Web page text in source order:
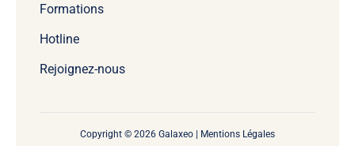
Formations
Hotline
Rejoignez-nous
Copyright © 2026 Galaxeo | Mentions Légales